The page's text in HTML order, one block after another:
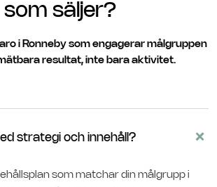
som säljer?
i Ronneby som engagerar målgruppen
resultat, inte bara aktivitet.
strategi och innehåll? +
som matchar din målgrupp i